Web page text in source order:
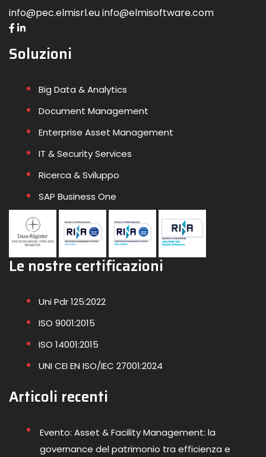
info@pec.elmisrl.eu info@elmisoftware.com
Soluzioni
Big Data & Analytics
Document Management
Enterprise Asset Management
IT & Security Services
Ricerca & Sviluppo
SAP Business One
Le nostre certificazioni
Uni Pdr 125:2022
ISO 9001:2015
ISO 14001:2015
UNI CEI EN ISO/IEC 27001:2024
Articoli recenti
Evento: Asset & Facility Management: la
governance del patrimonio tra efficienza e